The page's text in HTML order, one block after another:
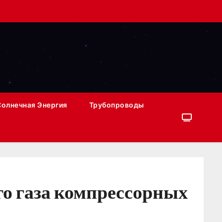
Энергия Трубопроводы
газа компрессорных